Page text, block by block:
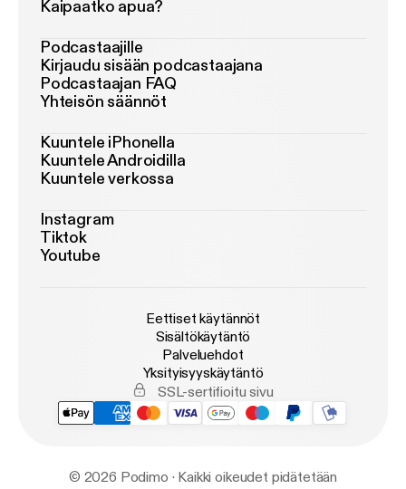
Kaipaatko apua?
Podcastaajille
Kirjaudu sisään podcastaajana
Podcastaajan FAQ
Yhteisön säännöt
Kuuntele iPhonella
Kuuntele Androidilla
Kuuntele verkossa
Instagram
Tiktok
Youtube
Eettiset käytännöt
Sisältökäytäntö
Palveluehdot
Yksityisyyskäytäntö
SSL-sertifioitu sivu
© 2026 Podimo · Kaikki oikeudet pidätetään